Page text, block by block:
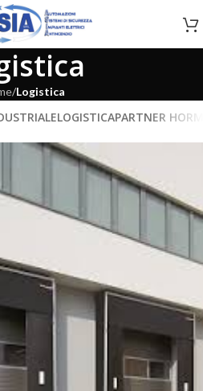
/Logistica
LOGISTICAPARTNER